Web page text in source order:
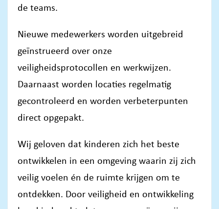
de teams.
Nieuwe medewerkers worden uitgebreid
geïnstrueerd over onze
veiligheidsprotocollen en werkwijzen.
Daarnaast worden locaties regelmatig
gecontroleerd en worden verbeterpunten
direct opgepakt.
Wij geloven dat kinderen zich het beste
ontwikkelen in een omgeving waarin zij zich
veilig voelen én de ruimte krijgen om te
ontdekken. Door veiligheid en ontwikkeling